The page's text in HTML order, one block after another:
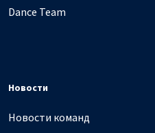
Dance Team
Новости
Новости команд